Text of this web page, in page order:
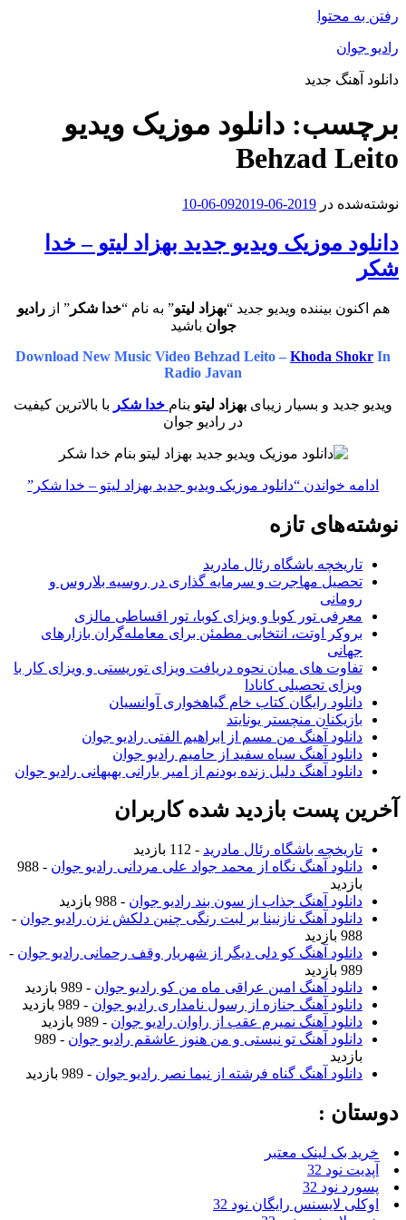
رفتن به محتوا
رادیو جوان
دانلود آهنگ جدید
برچسب: دانلود موزیک ویدیو
Behzad Leito
نوشته‌شده در 2019-06-09
2019-06-10
دانلود موزیک ویدیو جدید بهزاد لیتو – خدا
شکر
هم اکنون بیننده ویدیو جدید “بهزاد لیتو” به نام “خدا شکر” ازرادیو
جوان باشید
Download New Music Video Behzad Leito – Khoda Shokr In
Radio Javan
ویدیو جدید و بسیار زیبای بهزاد لیتو بنام خدا شکر با بالاترین کیفیت
در رادیو جوان
ادامه خواندن “دانلود موزیک ویدیو جدید بهزاد لیتو – خدا شکر”
نوشته‌های تازه
تاریخچه باشگاه رئال مادرید
تحصیل مهاجرت و سرمایه گذاری در روسیه بلاروس و
رومانی
معرفی تور کوبا و ویزای کوبا، تور اقساطی مالزی
بروکر اوتت، انتخابی مطمئن برای معامله‌گران بازارهای
جهانی
تفاوت های میان نحوه دریافت ویزای توریستی و ویزای کار با
ویزای تحصیلی کانادا
دانلود رایگان کتاب خام گیاهخواری آوانسیان
بازیکنان منچستر یونایتد
دانلود آهنگ من مسم از ابراهیم الفتی رادیو جوان
دانلود آهنگ سیاه سفید از حامیم رادیو جوان
دانلود آهنگ دلیل زنده بودنم از امیر بارانی بهبهانی رادیو جوان
آخرین پست بازدید شده کاربران
تاریخچه باشگاه رئال مادرید - 112 بازدید
دانلود آهنگ نگاه از محمد جواد علی مردانی رادیو جوان
- 988
بازدید
دانلود آهنگ جذاب از سون بند رادیو جوان - 988 بازدید
دانلود آهنگ نازنینا بر لبت رنگی چنین دلکش نزن رادیو جوان -
988 بازدید
دانلود آهنگ کو دلی دیگر از شهریار وقف رحمانی رادیو جوان -
989 بازدید
دانلود آهنگ امین عراقی ماه من کو رادیو جوان - 989 بازدید
دانلود آهنگ جنازه از رسول نامداری رادیو جوان - 989 بازدید
دانلود آهنگ نمیرم عقب از راوان رادیو جوان - 989 بازدید
دانلود آهنگ تو نیستی و من هنوز عاشقم رادیو جوان
- 989
بازدید
دانلود آهنگ گناه فرشته از نیما نصر رادیو جوان - 989 بازدید
دوستان :
خرید بک لینک معتبر
آپدیت نود 32
پسورد نود 32
اوکلی لایسنس رایگان نود 32